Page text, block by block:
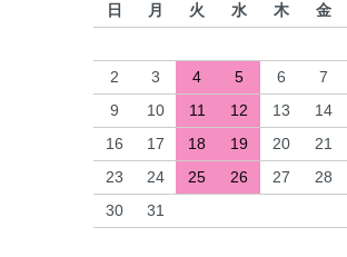
日
月 火 水 木 金
2
3 4 5 6 7
9
10 11 12 13 14
16
17 18 19 20 21
23
24 25 26 27 28
30
31